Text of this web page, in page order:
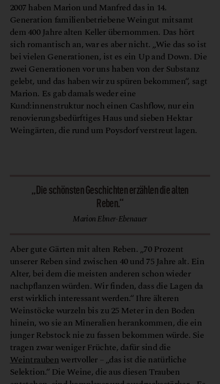
2007 haben Marion und Manfred das in 14.
Generation familienbetriebene Weingut mitsamt
dem 400 Jahre alten Keller übernommen. Das hört
sich romantisch an, war es aber nicht. „Wie das so ist
bei vielen Generationen, ist es ein Up and Down. Die
zwei Generationen vor uns haben von der Substanz
gelebt, und das haben wir zu spüren bekommen“, sagt
Marion. Es gab damals weder eine
Kund:innenstruktur noch einen Cashflow, nur ein
renovierungsbedürftiges Haus und sieben Hektar
Weingärten, die rund um Poysdorf verstreut lagen.
„Die schönsten Geschichten erzählen die alten
Reben.“
Marion Ebner-Ebenauer
Aber gute Gärten mit alten Reben. „70 Prozent
unserer Reben sind zwischen 40 und 75 Jahre alt. Ein
Alter, bei dem die meisten anderen schon wieder
nachpflanzen würden. Wir finden, dass die Lagen da
erst wirklich interessant werden.“ Ihre älteren
Weinstöcke wurzeln bis zu 25 Meter in den Boden
hinein, wo sie an Mineralien herankommen, die ein
junger Rebstock nie zu fassen bekommen würde. Sie
tragen zwar weniger Früchte, dafür sind die
Weintraubenwertvoller – „das ist die natürliche
Selektion.“ Die Weine, die aus diesen Trauben